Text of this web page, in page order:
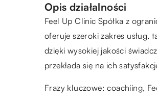
Opis działalności
Feel Up Clinic Spółka z
oferuje szeroki zakres usług,
dzięki wysokiej jakości
przekłada się na ich
Frazy kluczowe: coachiing,